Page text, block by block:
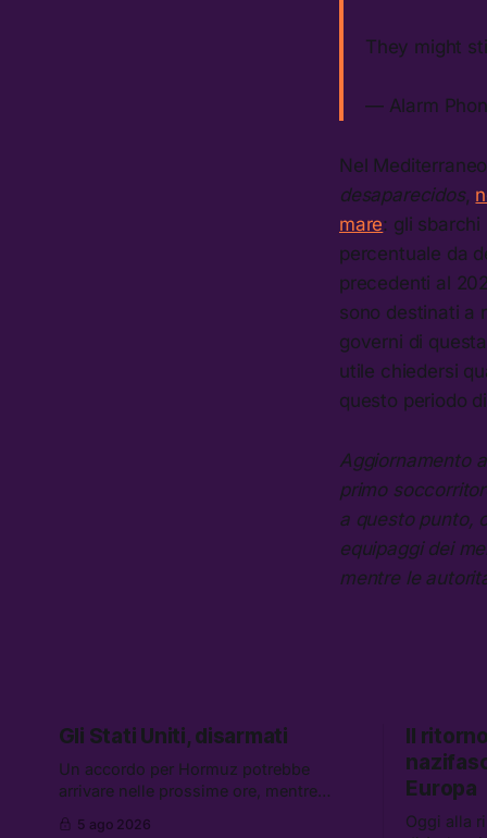
They might
— Alarm
Nel
desaparecidos,
mare: gli sbarchi
percentuale da
precedenti al
sono destinati a
governi di
utile chiedersi
questo periodo
Aggiornamento
primo
a questo punto,
equipaggi dei
mentre le
Gli Stati Uniti, disarmati
Un accordo per Hormuz potrebbe
arrivare nelle prossime ore, mentre
gli Stati Uniti come disarmati. Tra le
5 ago 2026
Il
Europa
Oggi alla